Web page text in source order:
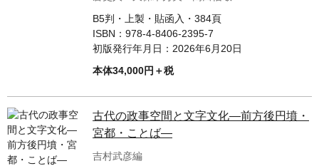
B5判・上製・貼函入・384頁
ISBN： 978-4-8406-2395-7
初版発行年月日： 2026年6月20日
本体34,000円＋税
古代の政事空間と文字文化—前方後円墳・
宮都・ことば—
吉村武彦編